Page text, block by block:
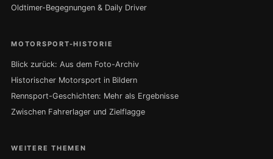
Oldtimer-Begegnungen & Daily Driver
MOTORSPORT-HISTORIE
Blick zurück: Aus dem Foto-Archiv
Historischer Motorsport in Bildern
Rennsport-Geschichten: Mehr als Ergebnisse
Zwischen Fahrerlager und Zielflagge
WEITERE THEMEN